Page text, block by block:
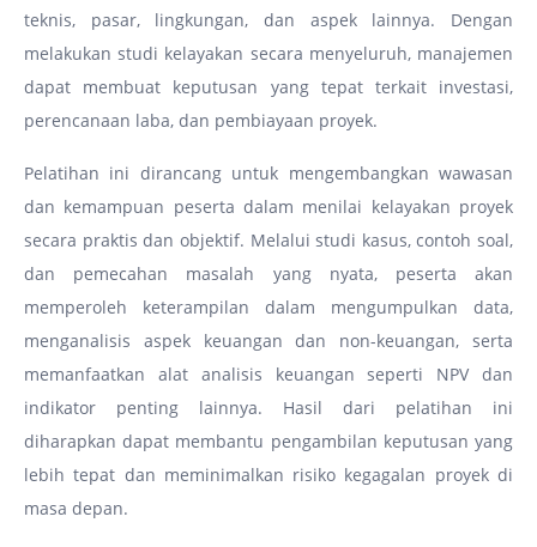
teknis, pasar, lingkungan, dan aspek lainnya. Dengan
melakukan studi kelayakan secara menyeluruh, manajemen
dapat membuat keputusan yang tepat terkait investasi,
perencanaan laba, dan pembiayaan proyek.
Pelatihan ini dirancang untuk mengembangkan wawasan
dan kemampuan peserta dalam menilai kelayakan proyek
secara praktis dan objektif. Melalui studi kasus, contoh soal,
dan pemecahan masalah yang nyata, peserta akan
memperoleh keterampilan dalam mengumpulkan data,
menganalisis aspek keuangan dan non-keuangan, serta
memanfaatkan alat analisis keuangan seperti NPV dan
indikator penting lainnya. Hasil dari pelatihan ini
diharapkan dapat membantu pengambilan keputusan yang
lebih tepat dan meminimalkan risiko kegagalan proyek di
masa depan.